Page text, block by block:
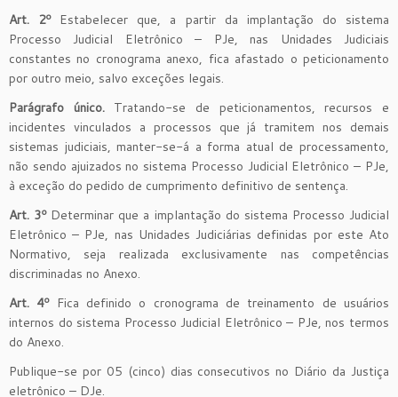
Art. 2º Estabelecer que, a partir da implantação do sistema
Processo Judicial Eletrônico – PJe, nas Unidades Judiciais
constantes no cronograma anexo, fica afastado o peticionamento
por outro meio, salvo exceções legais.
Parágrafo único. Tratando-se de peticionamentos, recursos e
incidentes vinculados a processos que já tramitem nos demais
sistemas judiciais, manter-se-á a forma atual de processamento,
não sendo ajuizados no sistema Processo Judicial Eletrônico – PJe,
à exceção do pedido de cumprimento definitivo de sentença.
Art. 3ºDeterminar que a implantação do sistema Processo Judicial
Eletrônico – PJe, nas Unidades Judiciárias definidas por este Ato
Normativo, seja realizada exclusivamente nas competências
discriminadas no Anexo.
Art. 4ºFica definido o cronograma de treinamento de usuários
internos do sistema Processo Judicial Eletrônico – PJe, nos termos
do Anexo.
Publique-se por 05 (cinco) dias consecutivos no Diário da Justiça
eletrônico – DJe.